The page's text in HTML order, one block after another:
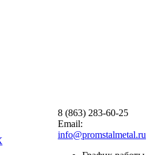
8 (863) 283-60-25
Email:
info@promstalmetal.ru